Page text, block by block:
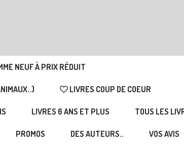
NEUF À PRIX RÉDUIT
LIVRES COUP DE COEUR
LIVRES 6 ANS ET PLUS TOUS LES
PROMOS DES AUTEURS.. VOS AVIS